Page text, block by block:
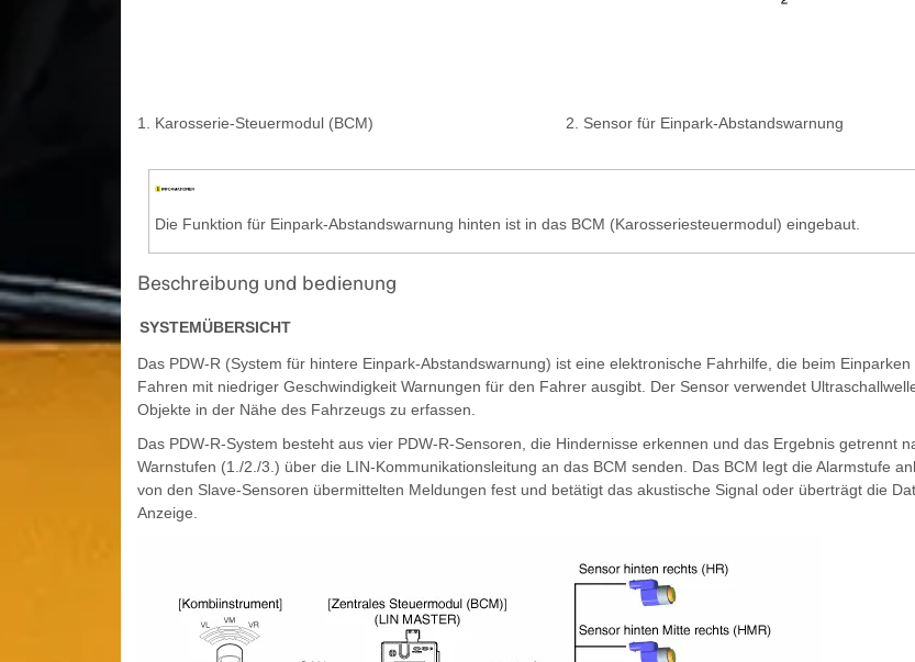
1. Karosserie-Steuermodul (BCM) 2. Sensor für Einpark-Abstandswarnung
Die Funktion für Einpark-Abstandswarnung hinten ist in das BCM (Karosseriesteuermodul) eingebaut.
Beschreibung und bedienung
SYSTEMÜBERSICHT
Das PDW-R (System für hintere Einpark-Abstandswarnung) ist eine elektronische Fahrhilfe, die beim Einparken
Fahren mit niedriger Geschwindigkeit Warnungen für den Fahrer ausgibt. Der Sensor verwendet
Objekte in der Nähe des Fahrzeugs zu erfassen.
Das PDW-R-System besteht aus vier PDW-R-Sensoren, die Hindernisse erkennen und das Ergebnis getrennt
Warnstufen (1./2./3.) über die LIN-Kommunikationsleitung an das BCM senden. Das BCM legt die Alarmstufe
von den Slave-Sensoren übermittelten Meldungen fest und betätigt das akustische Signal oder überträgt die
Anzeige.